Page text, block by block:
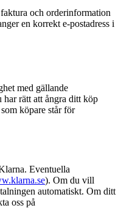
och orderinformation
en korrekt e-postadress i
med gällande
har rätt att ångra ditt köp
köpare står för
Eventuella
). Om du vill
automatiskt. Om ditt
oss på